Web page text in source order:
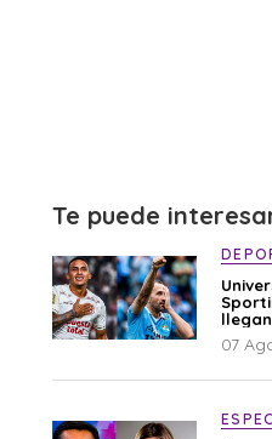
Te puede
duelo
07